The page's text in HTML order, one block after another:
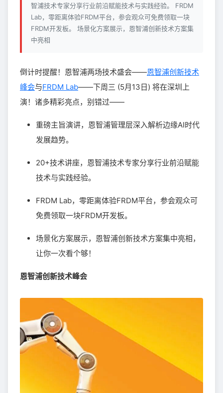
智浦技术专家分享行业前沿赋能技术与实践经验。 FRDM
Lab，零距离体验FRDM平台，参会观众可免费领取一块
FRDM开发板。 场景化方案展示，恩智浦创新技术方案集
中亮相
倒计时提醒！恩智浦两场技术盛会——恩智浦创新技术
峰会与FRDM Lab——下周三 (5月13日) 将在深圳上
演！诸多精彩亮点，别错过——
重磅主旨演讲，恩智浦管理层深入解析边缘AI时代
发展趋势。
20+技术讲座，恩智浦技术专家分享行业前沿赋能
技术与实践经验。
FRDM Lab，零距离体验FRDM平台，参会观众可
免费领取一块FRDM开发板。
场景化方案展示，恩智浦创新技术方案集中亮相，
让你一次看个够！
恩智浦创新技术峰会